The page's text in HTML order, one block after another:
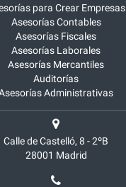
para Crear Empresas
Asesorías Contables
Asesorías Fiscales
Asesorías Laborales
Asesorías Mercantiles
Auditorías
Administrativas
Calle de Castelló, 8 - 2ºB
28001 Madrid